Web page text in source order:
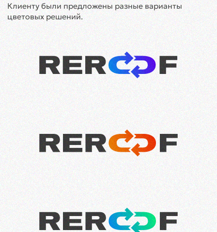
Клиенту были предложены разные варианты
цветовых решений.